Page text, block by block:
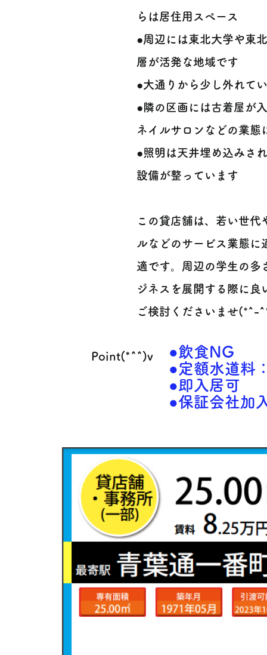
らは居住用スペース
●周辺には東北大学や東
層が活発な地域です
●大通りから少し外れて
●隣の区画には古着屋が
ネイルサロンなどの業態
●照明は天井埋め込みさ
設備が整っています
この貸店舗は、若い世
ルなどのサービス業態に
適です。周辺の学生の多
ジネスを展開する際に良
ご検討くださいませ(*^-
Point(*^^)v
●飲食NG
●定額水道料
●即入居可
●保証会社加